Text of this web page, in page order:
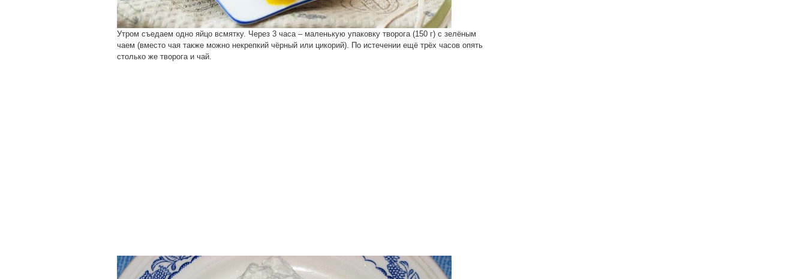
Утром съедаем одно яйцо всмятку. Через 3 часа – маленькую упаковку творога (150 г) с зелёным
чаем (вместо чая также можно некрепкий чёрный или цикорий). По истечении ещё трёх часов опять
столько же творога и чай.